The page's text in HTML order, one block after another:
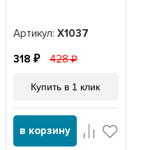
Артикул: Х1037
318 428
Купить в 1 клик
в корзину